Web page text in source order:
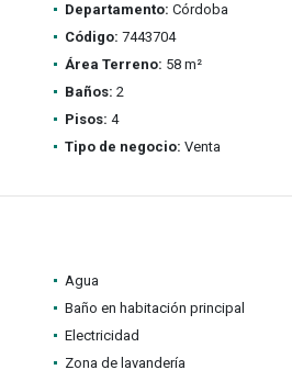
Departamento: Córdoba
Código: 7443704
Área Terreno: 58 m²
Baños: 2
Pisos: 4
Tipo de negocio: Venta
Agua
Baño en habitación principal
Electricidad
Zona de lavandería